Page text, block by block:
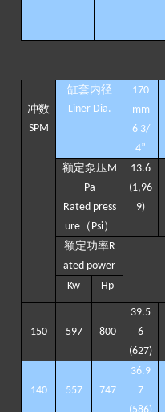
冲数
SPM
缸套内径
Liner Dia.
170
mm
6 3/
4”
额定泵压M
Pa
Rated press
ure（ Psi）
13.6
(1,96
9)
额定功率R
ated power
Kw Hp
150 597 800
39.5
6
(627)
140 557 747
36.9
7